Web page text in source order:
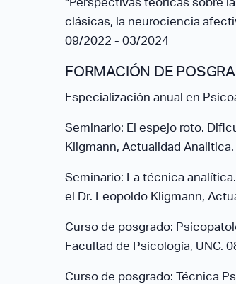
clásicas, la neurociencia
09/2022 - 03/2024
FORMACIÓN DE
Especialización anual en
Seminario: El espejo roto.
Kligmann, Actualidad
Seminario: La técnica
el Dr. Leopoldo Kligmann,
Curso de posgrado:
Facultad de Psicología, UNC.
Curso de posgrado: Técnica